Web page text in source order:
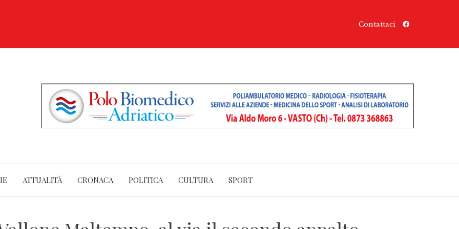
Contattaci
ATTUALITÀ CRONACA POLITICA CULTURA SPORT